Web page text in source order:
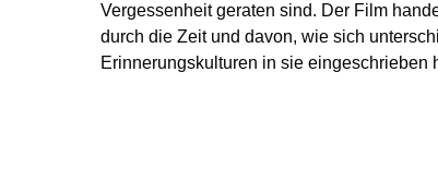
Vergessenheit geraten sind. Der Film
durch die Zeit und davon, wie sich
Erinnerungskulturen in sie eingeschrieben